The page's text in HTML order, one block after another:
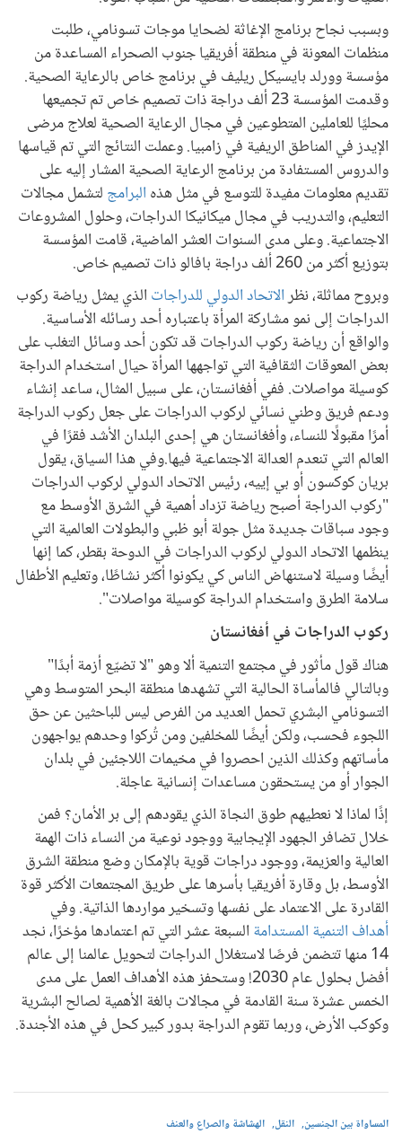
وبسبب نجاح برنامج الإغاثة لضحايا موجات تسونامي، طلبت
منظمات المعونة في منطقة أفريقيا جنوب الصحراء المساعدة من
مؤسسة وورلد بايسيكل ريليف في برنامج خاص بالرعاية الصحية.
وقدمت المؤسسة 23 ألف دراجة ذات تصميم خاص تم تجميعها
محليًا للعاملين المتطوعين في مجال الرعاية الصحية لعلاج مرضى
الإيدز في المناطق الريفية في زامبيا. وعملت النتائج التي تم قياسها
والدروس المستفادة من برنامج الرعاية الصحية المشار إليه على
تقديم معلومات مفيدة للتوسع في مثل هذه البرامج لتشمل مجالات
التعليم، والتدريب في مجال ميكانيكا الدراجات، وحلول المشروعات
الاجتماعية. وعلى مدى السنوات العشر الماضية، قامت المؤسسة
بتوزيع أكثر من 260 ألف دراجة بافالو ذات تصميم خاص.
وبروح مماثلة، نظرالاتحاد الدولي للدراجات الذي يمثل رياضة ركوب
الدراجات إلى نمو مشاركة المرأة باعتباره أحد رسائله الأساسية.
والواقع أن رياضة ركوب الدراجات قد تكون أحد وسائل التغلب على
بعض المعوقات الثقافية التي تواجهها المرأة حيال استخدام الدراجة
كوسيلة مواصلات. ففي أفغانستان، على سبيل المثال، ساعد إنشاء
ودعم فريق وطني نسائي لركوب الدراجات على جعل ركوب الدراجة
أمرًا مقبولًا للنساء، وأفغانستان هي إحدى البلدان الأشد فقرًا في
العالم التي تنعدم العدالة الاجتماعية فيها.وفي هذا السياق، يقول
بريان كوكسون أو بي إييه، رئيس الاتحاد الدولي لركوب الدراجات
"ركوب الدراجة أصبح رياضة تزداد أهمية في الشرق الأوسط مع
وجود سباقات جديدة مثل جولة أبو ظبي والبطولات العالمية التي
ينظمها الاتحاد الدولي لركوب الدراجات في الدوحة بقطر، كما إنها
أيضًا وسيلة لاستنهاض الناس كي يكونوا أكثر نشاطًا، وتعليم الأطفال
سلامة الطرق واستخدام الدراجة كوسيلة مواصلات".
ركوب الدراجات في أفغانستان
هناك قول مأثور في مجتمع التنمية ألا وهو "لا تضيّع أزمة أبدًا"
وبالتالي فالمأساة الحالية التي تشهدها منطقة البحر المتوسط وهي
التسونامي البشري تحمل العديد من الفرص ليس للباحثين عن حق
اللجوء فحسب، ولكن أيضًا للمخلفين ومن تُركوا وحدهم يواجهون
مأساتهم وكذلك الذين احصروا في مخيمات اللاجئين في بلدان
الجوار أو من يستحقون مساعدات إنسانية عاجلة.
إذًا لماذا لا نعطيهم طوق النجاة الذي يقودهم إلى بر الأمان؟ فمن
خلال تضافر الجهود الإيجابية ووجود نوعية من النساء ذات الهمة
العالية والعزيمة، ووجود دراجات قوية بالإمكان وضع منطقة الشرق
الأوسط، بل وقارة أفريقيا بأسرها على طريق المجتمعات الأكثر قوة
القادرة على الاعتماد على نفسها وتسخير مواردها الذاتية. وفي
أهداف التنمية المستدامة السبعة عشر التي تم اعتمادها مؤخرًا، نجد
14 منها تتضمن فرصًا لاستغلال الدراجات لتحويل عالمنا إلى عالم
أفضل بحلول عام 2030! وستحفز هذه الأهداف العمل على مدى
الخمس عشرة سنة القادمة في مجالات بالغة الأهمية لصالح البشرية
وكوكب الأرض، وربما تقوم الدراجة بدور كبير كحل في هذه الأجندة.
المساواة بين الجنسين النقل الهشاشة والصراع والعنف